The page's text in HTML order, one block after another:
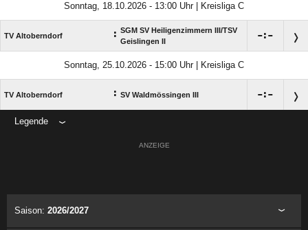
Sonntag, 18.10.2026 - 13:00 Uhr | Kreisliga C
TV Altoberndorf : SGM SV Heiligenzimmern III/​TSV
Geislingen II
:
Sonntag, 25.10.2026 - 15:00 Uhr | Kreisliga C
TV Altoberndorf : SV Waldmössingen III :
Legende
ANZEIGE
Saison: 2026/2027